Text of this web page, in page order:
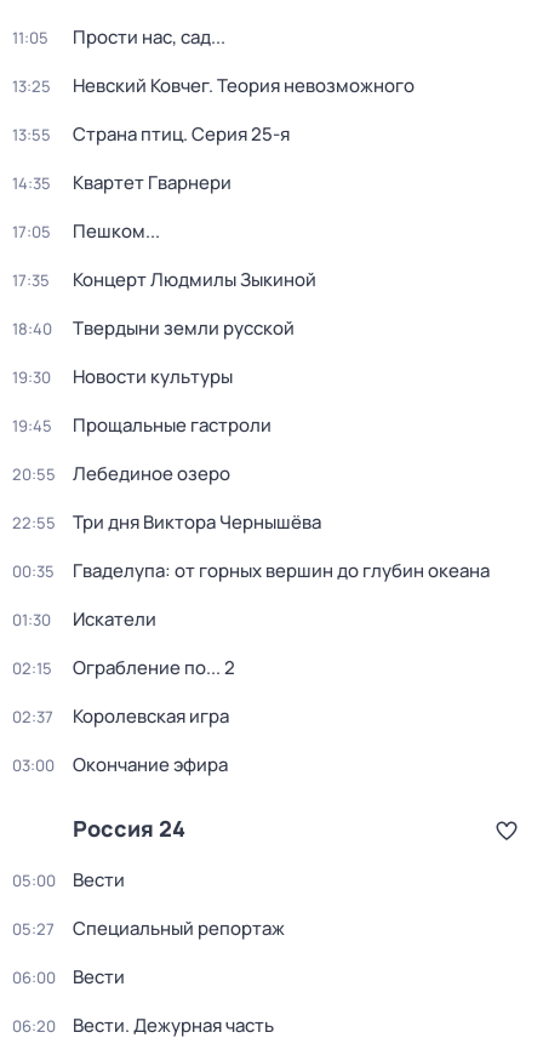
11:05 Прости нас, сад...
13:25 Невский Ковчег. Теория невозможного
13:55 Страна птиц. Серия 25-я
14:35 Квартет Гварнери
17:05 Пешком...
17:35 Концерт Людмилы Зыкиной
18:40 Твердыни земли русской
19:30 Новости культуры
19:45 Прощальные гастроли
20:55 Лебединое озеро
22:55 Три дня Виктора Чернышёва
00:35 Гваделупа: от горных вершин до глубин океана
01:30 Искатели
02:15 Ограбление по... 2
02:37 Королевская игра
03:00 Окончание эфира
Россия 24
05:00 Вести
05:27 Специальный репортаж
06:00 Вести
06:20 Вести. Дежурная часть